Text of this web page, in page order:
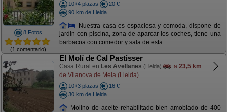
8 Fotos
(1 comentario)
10+4 plazas
20 €
90 km de Lleida
Nuestra casa es espaciosa y comoda, dispone de
jardin con piscina, zona de aparcar los coches, tiene una
barbacoa con comedor y sala de esta ...
El Molí de Cal Pastisser
Casa Rural en Les Avellanes (Lleida) a 23,5 km
de Vilanova de Meia (Lleida)
10+3 plazas
16 €
30 km de Lleida
Molino de aceite rehabilitado bien amoblado de 400